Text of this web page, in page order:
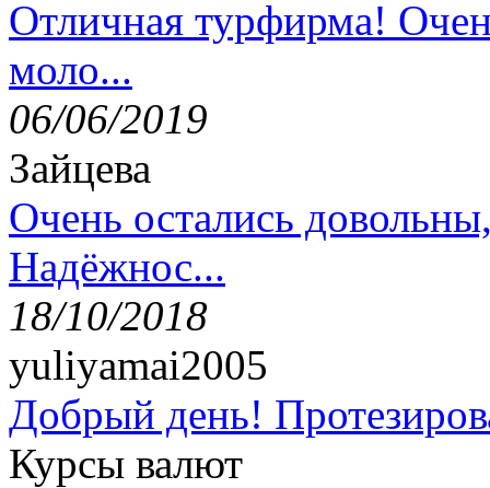
Отличная турфирма!
моло...
06/06/2019
Зайцева
Очень остались
Надёжнос...
18/10/2018
yuliyamai2005
Добрый день!
Курсы валют